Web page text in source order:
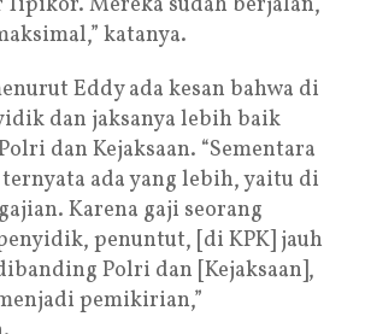
katanya.
Eddy ada kesan bahwa di
dan jaksanya lebih baik
dan Kejaksaan. “Sementara
ada yang lebih, yaitu di
Karena gaji seorang
penuntut, [di KPK] jauh
Polri dan [Kejaksaan],
pemikirian,”